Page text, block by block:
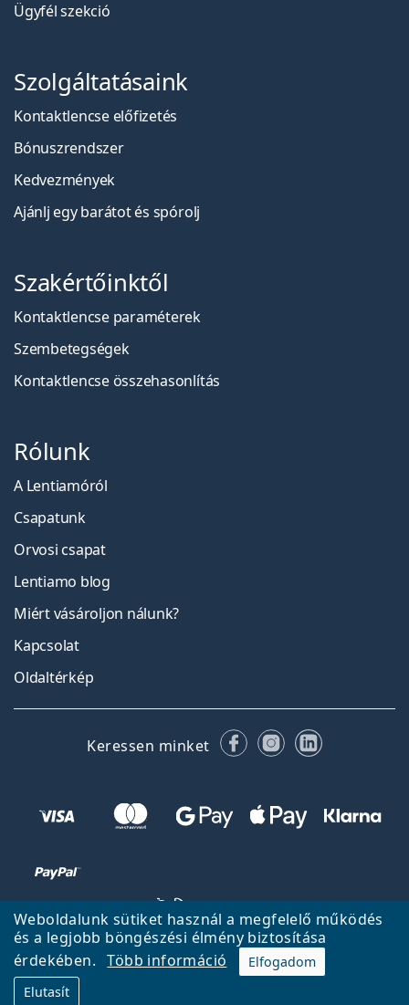
Weboldalunk sütiket használ a megfelelő működés
és a legjobb böngészési élmény biztosítása
érdekében.
Több információ
Elfogadom
Elutasít
Ügyfél szekció
Szolgáltatásaink
Kontaktlencse előfizetés
Bónuszrendszer
Kedvezmények
Ajánlj egy barátot és spórolj
Szakértőinktől
Kontaktlencse paraméterek
Szembetegségek
Kontaktlencse összehasonlítás
Rólunk
A Lentiamóról
Csapatunk
Orvosi csapat
Lentiamo blog
Miért vásároljon nálunk?
Kapcsolat
Oldaltérkép
Keressen minket FacebookInstagram
LinkedIn
Fel